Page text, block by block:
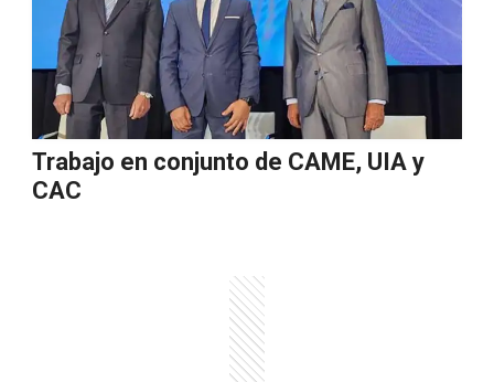
Trabajo en conjunto de CAME, UIA y
CAC